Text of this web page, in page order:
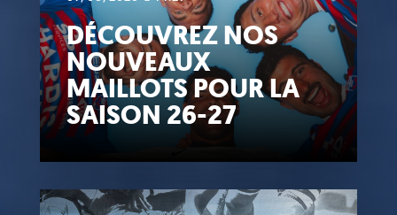
DÉCOUVREZ NOS
NOUVEAUX
MAILLOTS POUR LA
SAISON 26-27